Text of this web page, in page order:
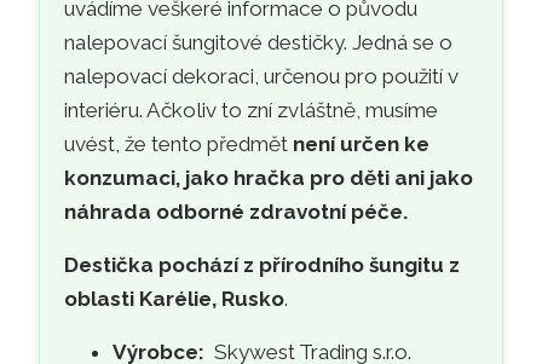
uvádíme veškeré informace o původu
nalepovací šungitové destičky. Jedná se o
nalepovací dekoraci, určenou pro použití v
interiéru. Ačkoliv to zní zvláštně, musíme
uvést, že tento předmět není určen ke
konzumaci, jako hračka pro děti ani jako
náhrada odborné zdravotní péče.
Destička pochází z přírodního šungitu z
oblasti Karélie, Rusko.
Výrobce:Skywest Trading s.r.o.